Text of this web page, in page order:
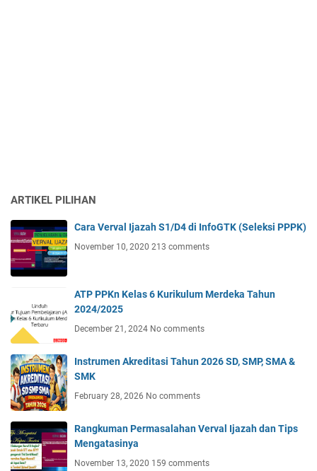
ARTIKEL PILIHAN
Cara Verval Ijazah S1/D4 di InfoGTK (Seleksi PPPK)
November 10, 2020 213 comments
ATP PPKn Kelas 6 Kurikulum Merdeka Tahun
2024/2025
December 21, 2024 No comments
Instrumen Akreditasi Tahun 2026 SD, SMP, SMA &
SMK
February 28, 2026 No comments
Rangkuman Permasalahan Verval Ijazah dan Tips
Mengatasinya
November 13, 2020 159 comments